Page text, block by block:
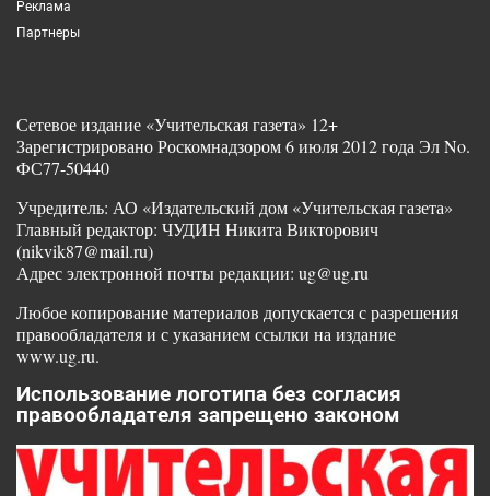
Реклама
Партнеры
Сетевое издание «Учительская газета» 12+
Зарегистрировано Роскомнадзором 6 июля 2012 года Эл No.
ФС77-50440
Учредитель: АО «Издательский дом «Учительская газета»
Главный редактор: ЧУДИН Никита Викторович
(nikvik87@mail.ru)
Адрес электронной почты редакции: ug@ug.ru
Любое копирование материалов допускается с разрешения
правообладателя и с указанием ссылки на издание
www.ug.ru.
Использование логотипа без согласия
правообладателя запрещено законом